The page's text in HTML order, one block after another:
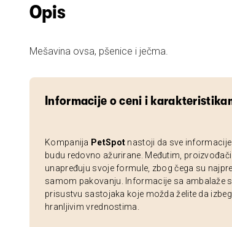
Opis
Mešavina ovsa, pšenice i ječma.
Informacije o ceni i
Kompanija PetSpot nastoji da sve
budu redovno ažurirane. Međutim,
unapređuju svoje formule, zbog čega su
samom pakovanju. Informacije sa ambalaže
prisustvu sastojaka koje možda želite da
hranljivim vrednostima.